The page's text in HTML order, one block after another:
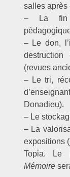
salles après
– La fin
– Le don,
destruction
(revues
– Le tri,
Donadieu).
– Le
– La
expositions
Topia. Le
Mémoire